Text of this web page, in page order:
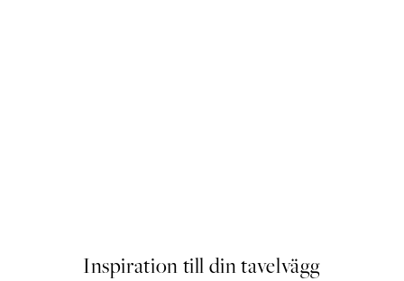
Inspiration till din tavelvägg